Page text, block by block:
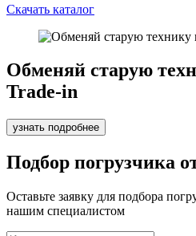
Скачать каталог
Обменяй старую
Trade-in
узнать подробнее
Подбор погрузчика
Оставьте заявку для подбора
нашим специалистом